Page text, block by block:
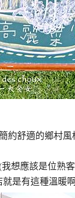
約舒適的鄉村風
想應該是位熟
是有這種溫暖啊